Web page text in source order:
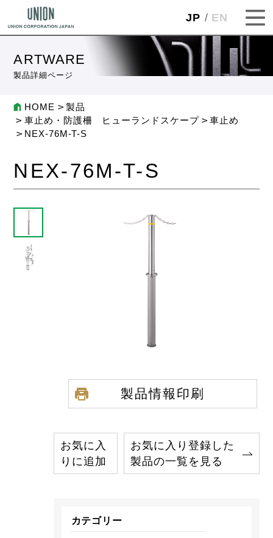
JP EN
ARTWARE
製品詳細ページ
HOME
製品
車止め・防護柵 ヒューランドスケープ
車止め
NEX-76M-T-S
NEX-76M-T-S
製品情報印刷
お気に入
りに追加
お気に入り登録した
製品の一覧を見る
カテゴリー